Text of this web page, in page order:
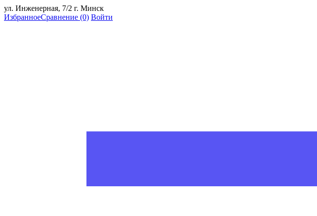
ул. Инженерная, 7/2 г. Минск
ИзбранноеСравнение (0) Войти